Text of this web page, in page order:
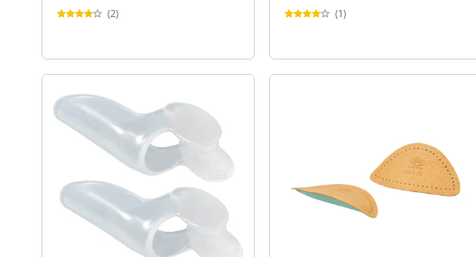
(2) (1)